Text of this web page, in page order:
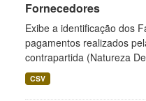
Fornecedores
Exibe a identificação dos
pagamentos realizados
contrapartida (Natureza
CSV